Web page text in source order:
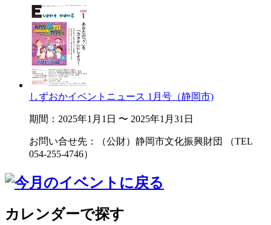
しずおかイベントニュース 1月号（静岡市)
期間：2025年1月1日 〜 2025年1月31日
お問い合せ先：（公財）静岡市文化振興財団 （TEL
054-255-4746）
カレンダーで探す